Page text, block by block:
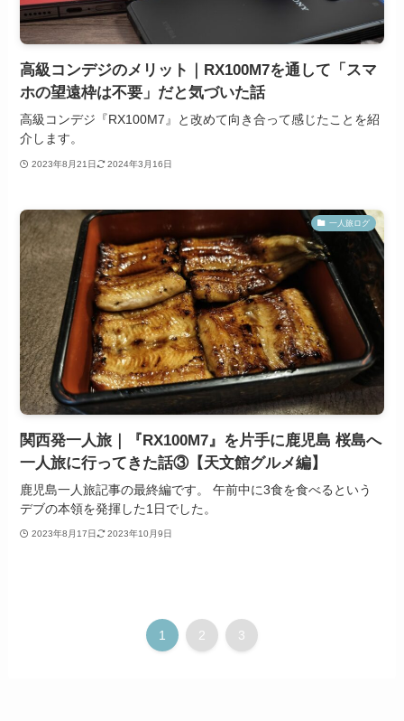
高級コンデジのメリット｜RX100M7を通して「スマ
ホの望遠枠は不要」だと気づいた話
高級コンデジ『RX100M7』と改めて向き合って感じたことを紹
介します。
2023年8月21日 2024年3月16日
一人旅ログ
関西発一人旅｜『RX100M7』を片手に鹿児島 桜島へ
一人旅に行ってきた話③【天文館グルメ編】
鹿児島一人旅記事の最終編です。 午前中に3食を食べるという
デブの本領を発揮した1日でした。
2023年8月17日 2023年10月9日
1 2 3